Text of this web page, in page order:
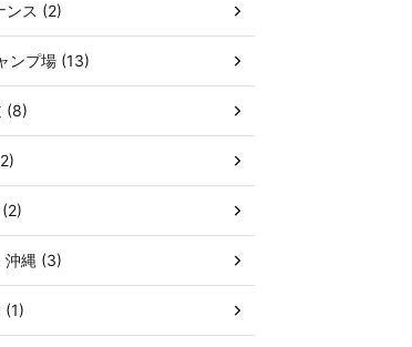
ンス (2)
ンプ場 (13)
(8)
沖縄 (3)
(1)